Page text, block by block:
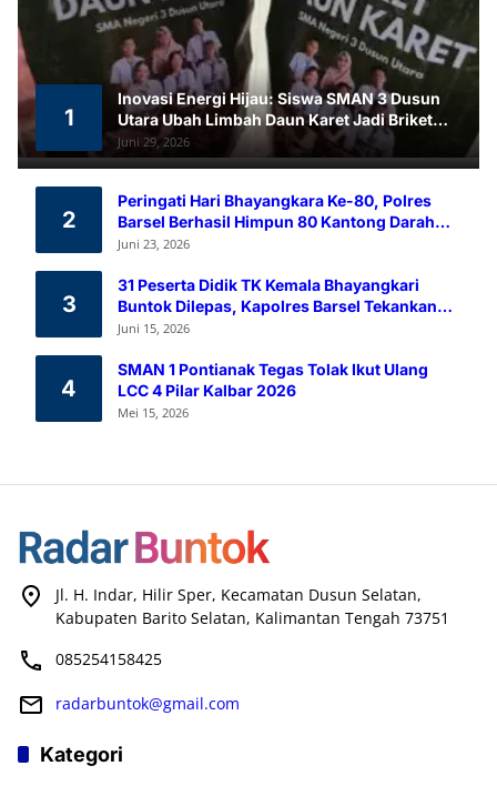
1
Inovasi Energi Hijau: Siswa SMAN 3 Dusun
Utara Ubah Limbah Daun Karet Jadi Briket
Ramah Lingkungan
Juni 29, 2026
2
Peringati Hari Bhayangkara Ke-80, Polres
Barsel Berhasil Himpun 80 Kantong Darah
Melalui Aksi Donor Darah
Juni 23, 2026
3
31 Peserta Didik TK Kemala Bhayangkari
Buntok Dilepas, Kapolres Barsel Tekankan
Pendidikan Karakter
Juni 15, 2026
4
SMAN 1 Pontianak Tegas Tolak Ikut Ulang
LCC 4 Pilar Kalbar 2026
Mei 15, 2026
Jl. H. Indar, Hilir Sper, Kecamatan Dusun Selatan,
Kabupaten Barito Selatan, Kalimantan Tengah 73751
085254158425
radarbuntok@gmail.com
Kategori